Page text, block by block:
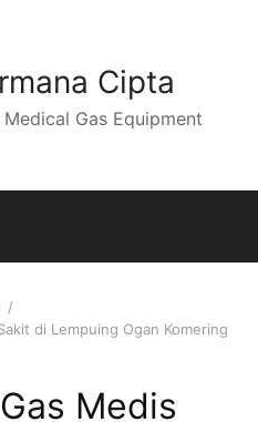
Cipta
Gas Equipment
di Lempuing Ogan Komering
Medis